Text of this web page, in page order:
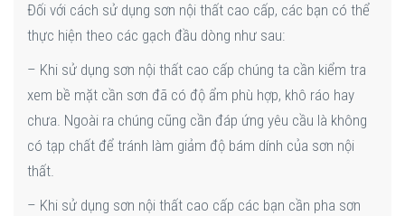
Đối với cách sử dụng sơn nội thất cao cấp, các bạn có thể
thực hiện theo các gạch đầu dòng như sau:
– Khi sử dụng sơn nội thất cao cấp chúng ta cần kiểm tra
xem bề mặt cần sơn đã có độ ẩm phù hợp, khô ráo hay
chưa. Ngoài ra chúng cũng cần đáp ứng yêu cầu là không
có tạp chất để tránh làm giảm độ bám dính của sơn nội
thất.
– Khi sử dụng sơn nội thất cao cấp các bạn cần pha sơn